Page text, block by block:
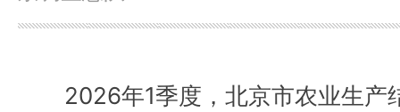
2026年1季度，北京市农业生产